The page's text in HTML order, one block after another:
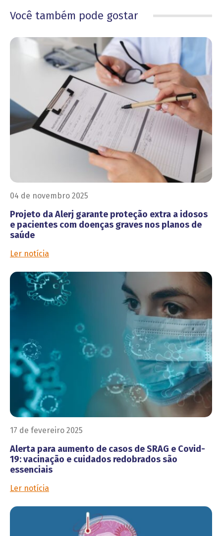
Você também pode gostar
04 de novembro 2025
Projeto da Alerj garante proteção extra a idosos
e pacientes com doenças graves nos planos de
saúde
Ler notícia
17 de fevereiro 2025
Alerta para aumento de casos de SRAG e Covid-
19: vacinação e cuidados redobrados são
essenciais
Ler notícia